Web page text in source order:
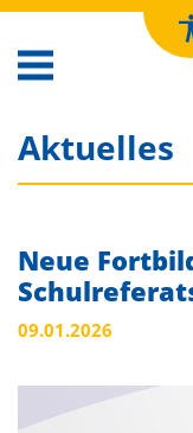
Aktuelles
Neue
09.01.2026